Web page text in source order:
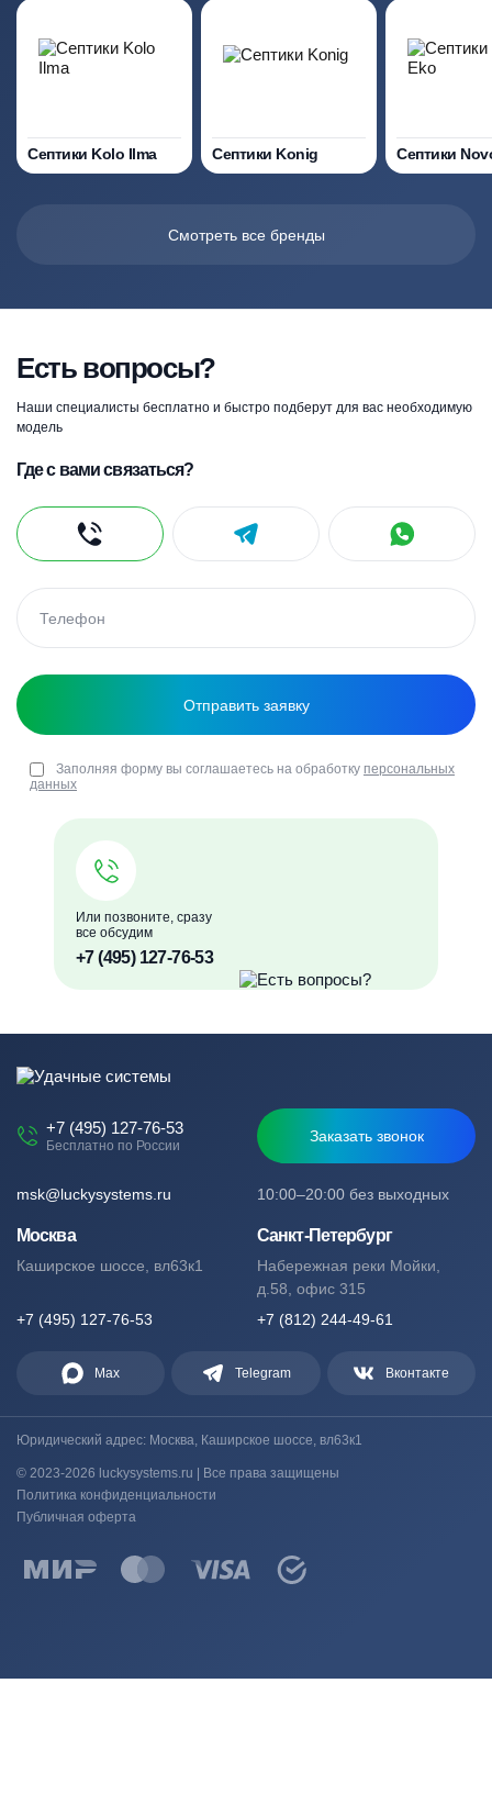
Септики Kolo Ilma Септики Konig Септики
Смотреть все бренды
Есть вопросы?
Наши специалисты бесплатно и быстро подберут для вас необходимую
модель
Или позвоните, сразу
все обсудим
+7 (495) 127-76-53
Где с вами связаться?
Заполняя форму вы соглашаетесь на обработку персональных
данных
+7 (495) 127-76-53
Бесплатно по России
Заказать звонок
10:00–20:00 без выходных
msk@luckysystems.ru
Москва
Каширское шоссе, вл63к1
+7 (495) 127-76-53
Санкт-Петербург
Набережная реки Мойки,
д.58, офис 315
+7 (812) 244-49-61
Max Telegram Вконтакте
Юридический адрес: Москва, Каширское шоссе, вл63к1
© 2023-2026 luckysystems.ru | Все права защищены
Политика конфиденциальности
Публичная оферта